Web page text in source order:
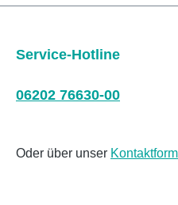
Service-Hotline
06202 76630-00
Oder über unser